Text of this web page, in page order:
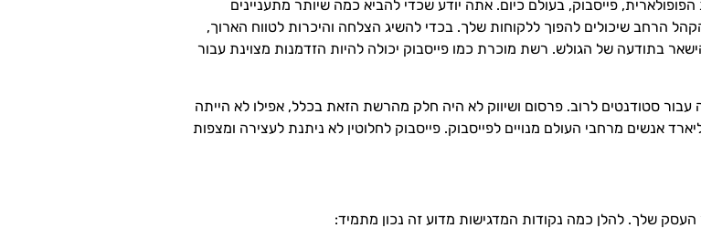
פייסבוק, בעולם כיום. אתה יודע שכדי להביא כמה שיותר מתעניינים
הרחב שיכולים להפוך ללקוחות שלך. בכדי להשיג הצלחה והיכרות לטווח הארוך,
בתודעה של הגולש. רשת מוכרת כמו פייסבוק יכולה להיות הזדמנות מצוינת עבור
היא הייתה פלטפורמה עבור סטודנטים לרוב. פרסום ושיווק לא היה חלק מהרשת הזאת בכלל, אפילו לא הייתה
לגבי העתיד בעניין הזה. אולם היום, יותר מ 2.2 מיליארד אנשים מרחבי העולם מנויים לפייסבוק. פייסבוק לחלוטין לא ניתנת לעצירה ומצפות
שלך. להלן כמה נקודות המדגישות מדוע זה נכון מתמיד: